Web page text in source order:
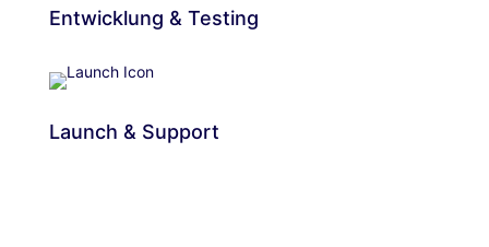
Entwicklung & Testing
Launch & Support